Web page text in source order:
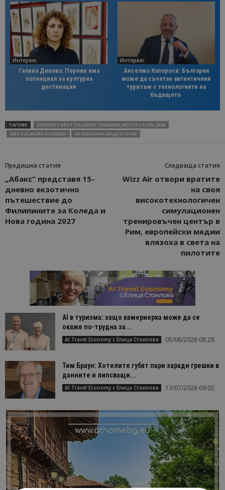
Интервю
Галина Декова: Перник има
потенциал за културна
дестинация
Интервю
Анселмо Капороси: България
може да съчетае автентичния
туризъм с технологиите на
бъдещето
ТАГОВЕ
EUROPE’S BEST CULINARY TRAINING INSTITUTION 2026
HRC CULINARY ACADEMY
КУЛИНАРНА ИНДУСТРИЯ
Предишна статия
„Абакс“ представя 15-
дневно екзотично
пътешествие до
Филипините за Коледа и
Нова година 2027
Следваща статия
Wizz Air отвори вратите
на своя
високотехнологичен
симулационен
тренировъчен център в
Рим, европейски медии
влязоха в света на
пилотите
AI в туризма: защо камериерка може да се
окаже по-трудна за...
AI Travel Economy с Елица Стоилова 05/08/2026 08:28
Тим Браун: Хотелите губят пари заради грешки в
данните и липсващи...
AI Travel Economy с Елица Стоилова 13/07/2026 09:02